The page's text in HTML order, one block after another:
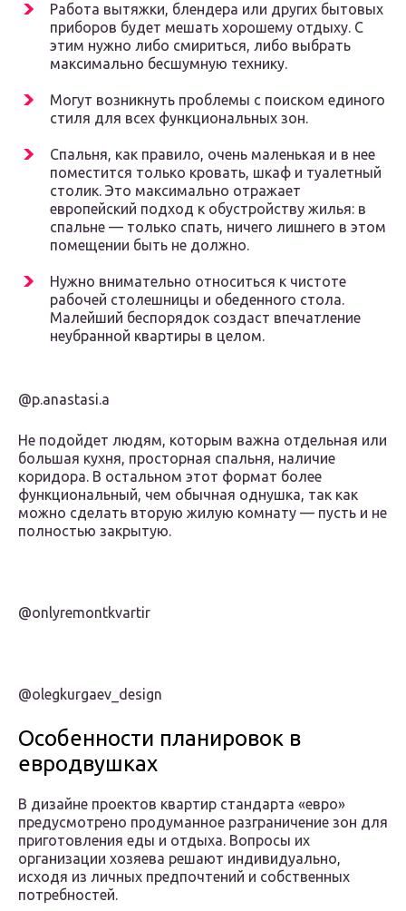
Работа вытяжки, блендера или других бытовых
приборов будет мешать хорошему отдыху. С
этим нужно либо смириться, либо выбрать
максимально бесшумную технику.
Могут возникнуть проблемы с поиском единого
стиля для всех функциональных зон.
Спальня, как правило, очень маленькая и в нее
поместится только кровать, шкаф и туалетный
столик. Это максимально отражает
европейский подход к обустройству жилья: в
спальне — только спать, ничего лишнего в этом
помещении быть не должно.
Нужно внимательно относиться к чистоте
рабочей столешницы и обеденного стола.
Малейший беспорядок создаст впечатление
неубранной квартиры в целом.
@p.anastasi.a
Не подойдет людям, которым важна отдельная или
большая кухня, просторная спальня, наличие
коридора. В остальном этот формат более
функциональный, чем обычная однушка, так как
можно сделать вторую жилую комнату — пусть и не
полностью закрытую.
@onlyremontkvartir
@olegkurgaev_design
Особенности планировок в
евродвушках
В дизайне проектов квартир стандарта «евро»
предусмотрено продуманное разграничение зон для
приготовления еды и отдыха. Вопросы их
организации хозяева решают индивидуально,
исходя из личных предпочтений и собственных
потребностей.